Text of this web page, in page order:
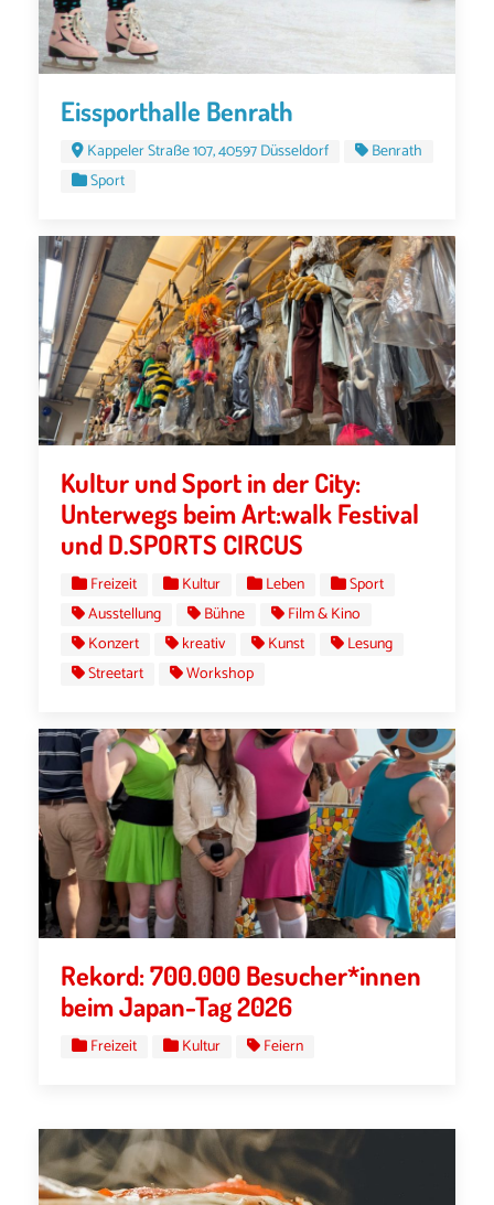
Eissporthalle Benrath
Kappeler Straße 107, 40597 Düsseldorf
Benrath
Sport
Kultur und Sport in der City:
Unterwegs beim Art:walk Festival
und D.SPORTS CIRCUS
Freizeit Kultur Leben
Sport
Ausstellung
Bühne
Film & Kino
Konzert
kreativ Kunst
Lesung
Streetart
Workshop
Rekord: 700.000 Besucher*innen
beim Japan-Tag 2026
Freizeit Kultur Feiern